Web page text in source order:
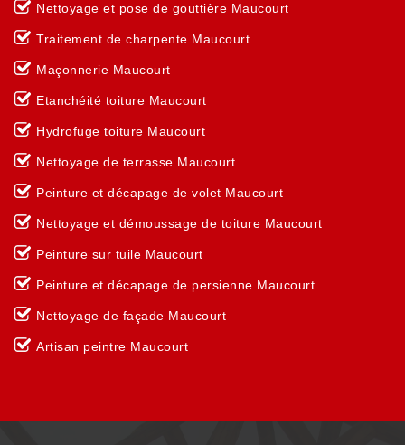
Nettoyage et pose de gouttière Maucourt
Traitement de charpente Maucourt
Maçonnerie Maucourt
Etanchéité toiture Maucourt
Hydrofuge toiture Maucourt
Nettoyage de terrasse Maucourt
Peinture et décapage de volet Maucourt
Nettoyage et démoussage de toiture Maucourt
Peinture sur tuile Maucourt
Peinture et décapage de persienne Maucourt
Nettoyage de façade Maucourt
Artisan peintre Maucourt